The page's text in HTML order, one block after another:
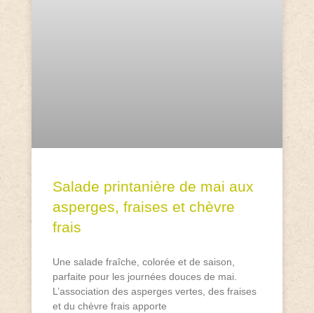
Salade printanière de mai aux
asperges, fraises et chèvre
frais
Une salade fraîche, colorée et de saison,
parfaite pour les journées douces de mai.
L’association des asperges vertes, des fraises
et du chèvre frais apporte